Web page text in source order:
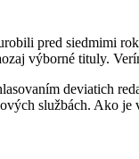
pred siedmimi
výborné tituly.
deviatich
službách. Ako